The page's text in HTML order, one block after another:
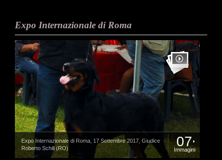
Expo Internazionale di Roma
Expo Internazionale di Roma, 17 Settembre 2017, Giudice
Roberto Schill (RO)
07
Immagini